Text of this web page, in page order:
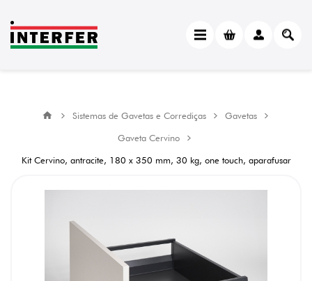
Sistemas de Gavetas e Corrediças
Gavetas
Gaveta Cervino
Kit Cervino, antracite, 180 x 350 mm, 30 kg, one touch, aparafusar